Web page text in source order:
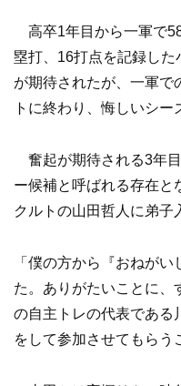
高卒1年目から一軍で
塁打、16打点を記録し
が期待されたが、一軍で
トに終わり、悔しいシー
奮起が期待される3年
ー候補と呼ばれる存在と
クルトの山田哲人に弟子
「僕の方から『おねが
た。ありがたいことに、
の自主トレの代表である
をして参加させてもらう